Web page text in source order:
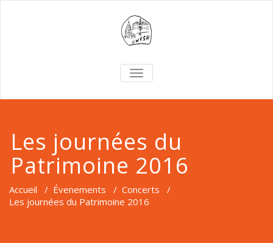
TOGGLE
NAVIGATION
Les journées du
Patrimoine 2016
Accueil / Évenements / Concerts /
Les journées du Patrimoine 2016